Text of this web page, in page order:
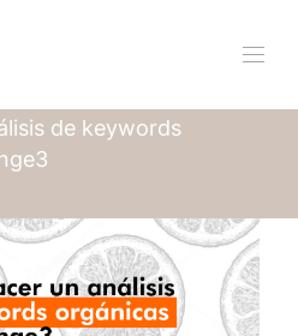
de keywords